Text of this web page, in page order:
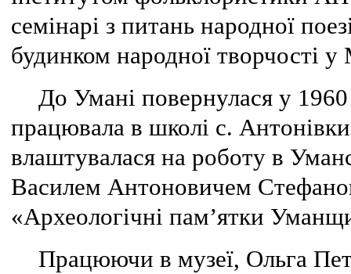
семінарі з питань народної
будинком народної творчості у
До Умані повернулася у
працювала в школі с.
влаштувалася на роботу в
Василем Антоновичем
«Археологічні пам’ятки
Працюючи в музеї, Ольга